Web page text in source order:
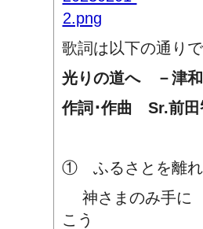
歌詞は以下の通りで
光りの道へ －津
作詞･作曲 Sr.前田
① ふるさとを離
神さまのみ手に
こう